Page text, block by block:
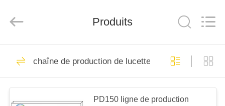
MAISON
PRODUITS
Rights
by
chaîne de
fabrication de biscuit
Produits
chaîne de production de lucette
PD150 ligne de production